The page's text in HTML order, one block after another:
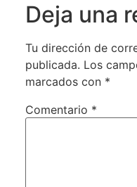
Deja una
Tu dirección de
publicada. Los
marcados con *
Comentario *